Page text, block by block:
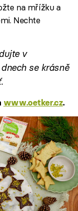
na mřížku a
Nechte
v
se krásně
www.oetker.cz.